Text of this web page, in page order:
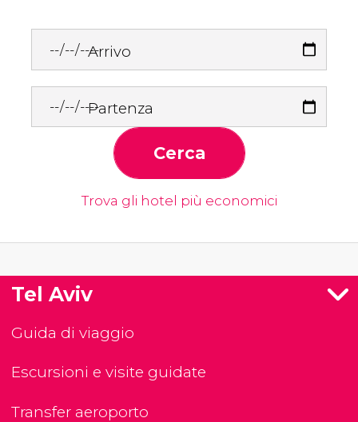
Arrivo
Partenza
Cerca
Trova gli hotel più economici
Tel Aviv
Guida di viaggio
Escursioni e visite guidate
Transfer aeroporto